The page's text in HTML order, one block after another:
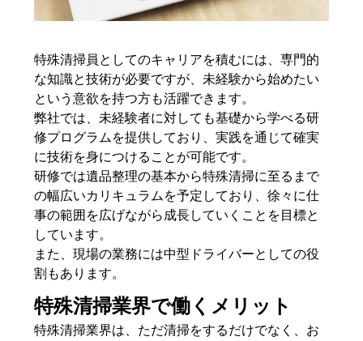
特殊清掃員としてのキャリアを積むには、専門的
な知識と技術が必要ですが、未経験から始めたい
という意欲を持つ方も活躍できます。
弊社では、未経験者に対しても基礎から学べる研
修プログラムを提供しており、実践を通じて確実
に技術を身につけることが可能です。
研修では遺品整理の基本から特殊清掃に至るまで
の幅広いカリキュラムを予定しており、徐々に仕
事の範囲を広げながら成長していくことを目標と
しています。
また、現場の業務には中型ドライバーとしての役
割もあります。
特殊清掃業界で働くメリット
特殊清掃業界は、ただ清掃をするだけでなく、お